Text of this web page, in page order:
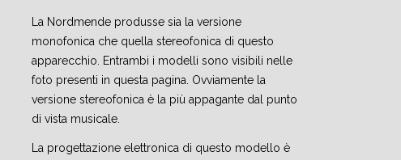
La Nordmende produsse sia la versione
monofonica che quella stereofonica di questo
apparecchio. Entrambi i modelli sono visibili nelle
foto presenti in questa pagina. Ovviamente la
versione stereofonica è la più appagante dal punto
di vista musicale.
La progettazione elettronica di questo modello è